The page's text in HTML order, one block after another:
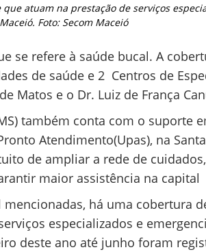
atuam na prestação de serviços
Maceió. Foto: Secom Maceió
se refere à saúde bucal. A
de saúde e 2 Centros de
Matos e o Dr. Luiz de França
também conta com o suporte
Atendimento(Upas), na
de ampliar a rede de
maior assistência na capital
há uma cobertura
especializados e
deste ano até junho foram